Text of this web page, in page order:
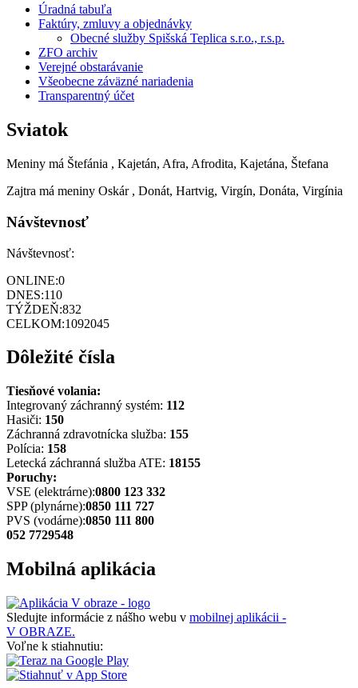
Úradná tabuľa
Faktúry, zmluvy a objednávky
Obecné služby Spišská Teplica s.r.o., r.s.p.
ZFO archiv
Verejné obstarávanie
Všeobecne záväzné nariadenia
Transparentný účet
Sviatok
Meniny má Štefánia , Kajetán, Afra, Afrodita, Kajetána, Štefana
Zajtra má meniny Oskár , Donát, Hartvig, Virgín, Donáta, Virgínia
Návštevnosť
Návštevnosť:
ONLINE:0
DNES:110
TÝŽDEŇ:832
CELKOM:1092045
Dôležité čísla
Tiesňové volania:
Integrovaný záchranný systém: 112
Hasiči: 150
Záchranná zdravotnícka služba: 155
Polícia: 158
Letecká záchranná služba ATE: 18155
Poruchy:
VSE (elektrárne):0800 123 332
SPP (plynárne):0850 111 727
PVS (vodárne):0850 111 800
052 7729548
Mobilná aplikácia
Sledujte informácie z nášho webu v mobilnej aplikácii -
V OBRAZE.
Voľne k stiahnutiu: